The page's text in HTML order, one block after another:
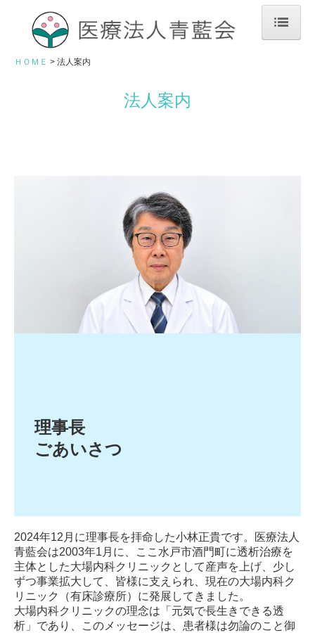
ＨＯＭＥ
大場内科玉造クリニック
医院概要 | 玉造
大場内科小吹クリニック
医院概要 | 小吹
介護事業部
法人案内
地域連携
公益通報制度について
ＨＯＭＥ 法人案内
法人案内
理事長
ごあいさつ
2024年12月に理事長を拝命した小林正貴です。医療法人
青藍会は2003年1月に、ここ水戸市酒門町に透析治療を
主体とした大場内科クリニックとして産声を上げ、少し
ずつ事業拡大して、皆様に支えられ、現在の大場内科ク
リニック（有床診療所）に発展してきました。
大場内科クリニックの理念は「元気で長生きできる透
析」であり、このメッセージは、患者様は勿論のこと御